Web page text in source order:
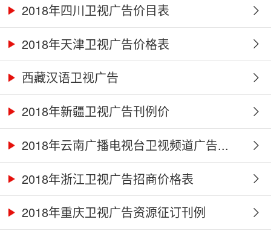
2018年四川卫视广告价目表
2018年天津卫视广告价格表
西藏汉语卫视广告
2018年新疆卫视广告刊例价
2018年云南广播电视台卫视频道广告...
2018年浙江卫视广告招商价格表
2018年重庆卫视广告资源征订刊例